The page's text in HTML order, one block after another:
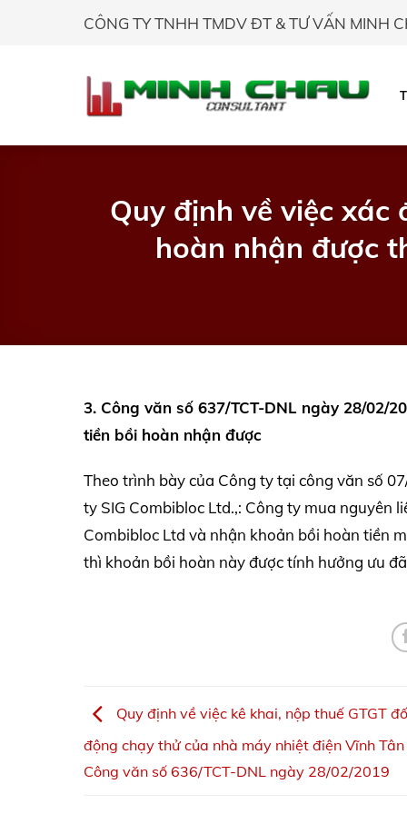
CÔNG TY TNHH TMDV ĐT & TƯ VẤN MINH
Quy định về việc
hoàn nhận được
3. Công văn số 637/TCT-DNL ngày 28/02/
tiền bồi hoàn nhận được
Theo trình bày của Công ty tại công văn số
ty SIG Combibloc Ltd.,: Công ty mua nguyên
Combibloc Ltd và nhận khoản bồi hoàn tiền
thì khoản bồi hoàn này được tính hưởng ưu
Quy định về việc kê khai, nộp thuế GTGT
động chạy thử của nhà máy nhiệt điện Vĩnh
Công văn số 636/TCT-DNL ngày 28/02/2019